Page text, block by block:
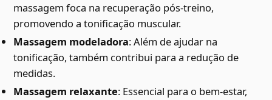
massagem foca na recuperação pós-treino,
promovendo a tonificação muscular.
Massagem modeladora: Além de ajudar na
tonificação, também contribui para a redução de
medidas.
Massagem relaxante: Essencial para o bem-estar,